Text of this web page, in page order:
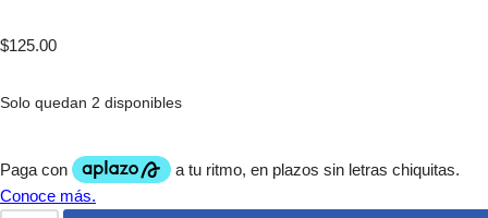
$125.00
Solo quedan 2 disponibles